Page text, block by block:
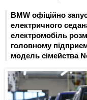
BMW офіційно
електричного
електромобіль
головному
модель сімейства